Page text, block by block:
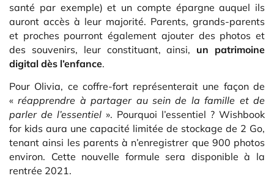
santé par exemple) et un compte épargne auquel ils
auront accès à leur majorité. Parents, grands-parents
et proches pourront également ajouter des photos et
des souvenirs, leur constituant, ainsi, un patrimoine
digital dès l’enfance.
Pour Olivia, ce coffre-fort représenterait une façon de
«réapprendre à partager au sein de la famille et de
parler de l’essentiel ». Pourquoi l’essentiel ? Wishbook
for kids aura une capacité limitée de stockage de 2 Go,
tenant ainsi les parents à n’enregistrer que 900 photos
environ. Cette nouvelle formule sera disponible à la
rentrée 2021.